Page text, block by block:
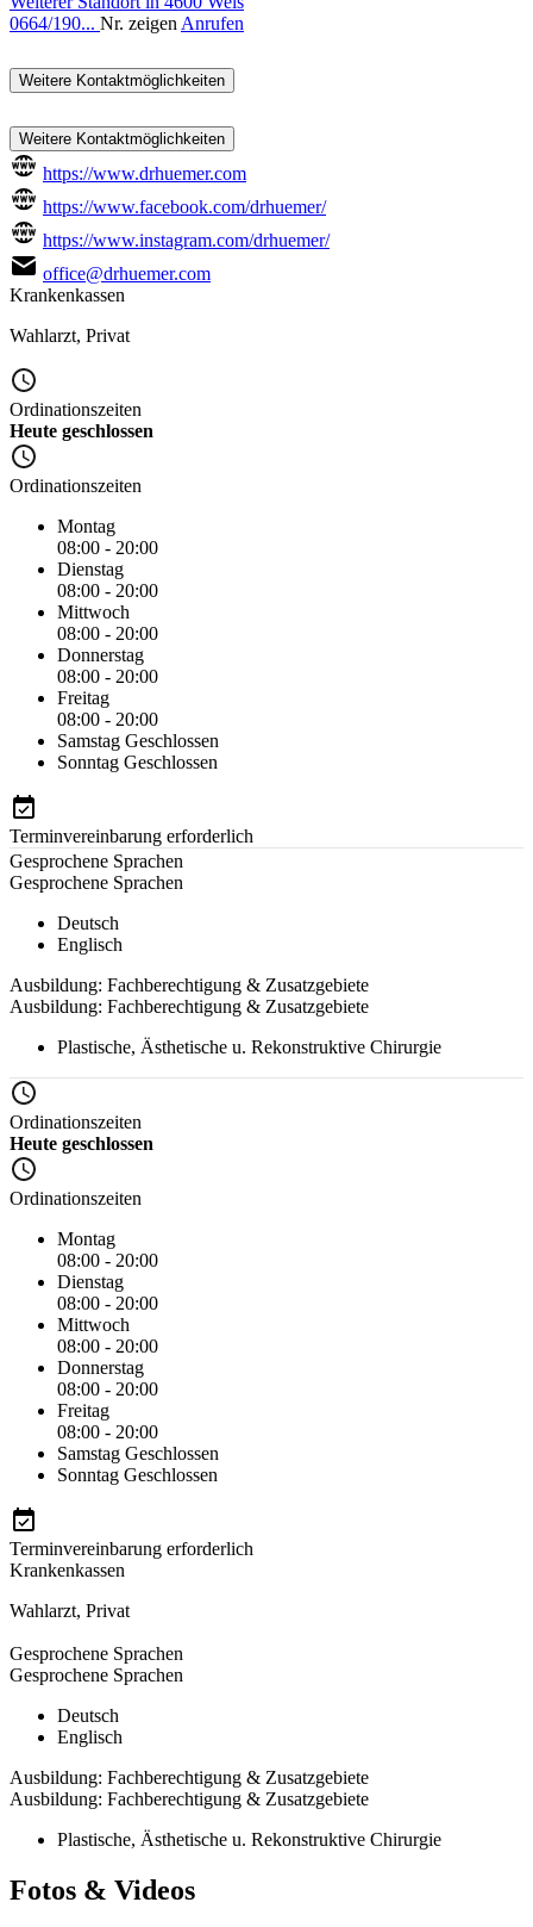
0664/190... Nr. zeigen Anrufen
Weitere Kontaktmöglichkeiten
Weitere Kontaktmöglichkeiten
https://www.drhuemer.com
https://www.facebook.com/drhuemer/
https://www.instagram.com/drhuemer/
office@drhuemer.com
Krankenkassen
Wahlarzt, Privat
Ordinationszeiten
Heute geschlossen
Ordinationszeiten
Montag
08:00 - 20:00
Dienstag
08:00 - 20:00
Mittwoch
08:00 - 20:00
Donnerstag
08:00 - 20:00
Freitag
08:00 - 20:00
Samstag Geschlossen
Sonntag Geschlossen
Terminvereinbarung erforderlich
Gesprochene Sprachen
Gesprochene Sprachen
Deutsch
Englisch
Ausbildung: Fachberechtigung & Zusatzgebiete
Ausbildung: Fachberechtigung & Zusatzgebiete
Plastische, Ästhetische u. Rekonstruktive Chirurgie
Ordinationszeiten
Heute geschlossen
Ordinationszeiten
Montag
08:00 - 20:00
Dienstag
08:00 - 20:00
Mittwoch
08:00 - 20:00
Donnerstag
08:00 - 20:00
Freitag
08:00 - 20:00
Samstag Geschlossen
Sonntag Geschlossen
Terminvereinbarung erforderlich
Krankenkassen
Wahlarzt, Privat
Gesprochene Sprachen
Gesprochene Sprachen
Deutsch
Englisch
Ausbildung: Fachberechtigung & Zusatzgebiete
Ausbildung: Fachberechtigung & Zusatzgebiete
Plastische, Ästhetische u. Rekonstruktive Chirurgie
Fotos & Videos